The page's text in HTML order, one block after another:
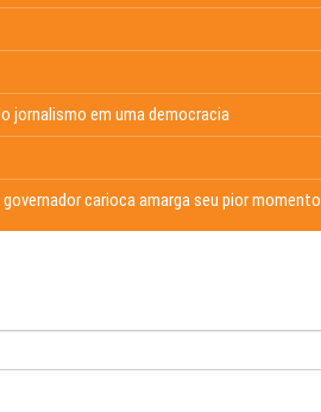
jornalismo em uma democracia
carioca amarga seu pior momento